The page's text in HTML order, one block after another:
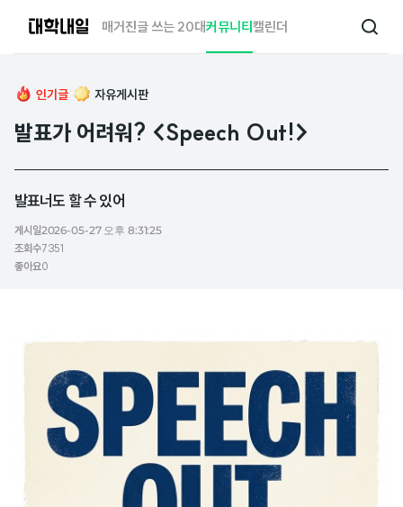
매거진글 쓰는 20대커뮤니티캘린더
검
인기글 자유게시판
발표가 어려워? <Speech Out!>
발표너도 할 수 있어
게시일2026-05-27 오후 8:31:25
조회수7351
좋아요0